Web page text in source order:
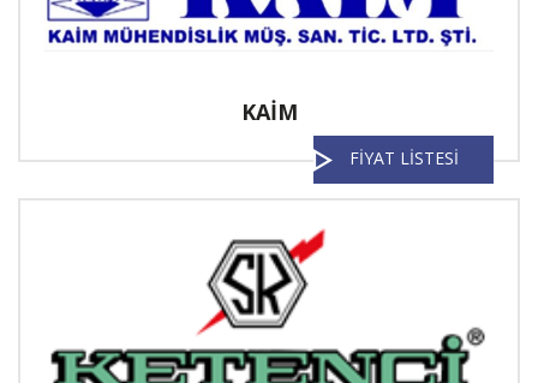
KAİM
FİYAT LİSTESİ